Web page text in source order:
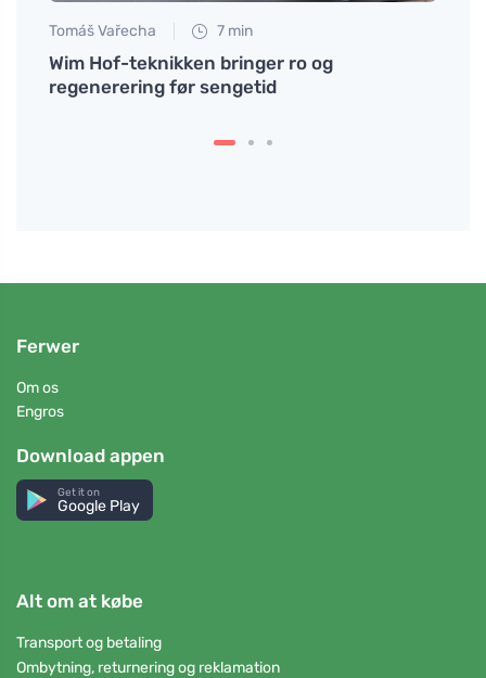
Tomáš Vařecha 7 min
Wim Hof-teknikken bringer ro og
regenerering før sengetid
Ferwer
Om os
Engros
Download appen
Get it on
Google Play
Alt om at købe
Transport og betaling
Ombytning, returnering og reklamation